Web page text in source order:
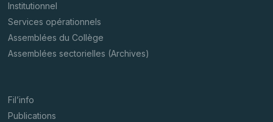
Institutionnel
Services opérationnels
Assemblées du Collège
Assemblées sectorielles (Archives)
Fil’info
Publications